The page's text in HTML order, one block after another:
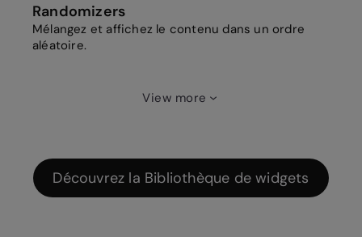
Randomizers
Mélangez et affichez le contenu dans un ordre
aléatoire.
View more
Découvrez la Bibliothèque de widgets